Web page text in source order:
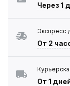
Через 1
Экспресс
От 2
От 1